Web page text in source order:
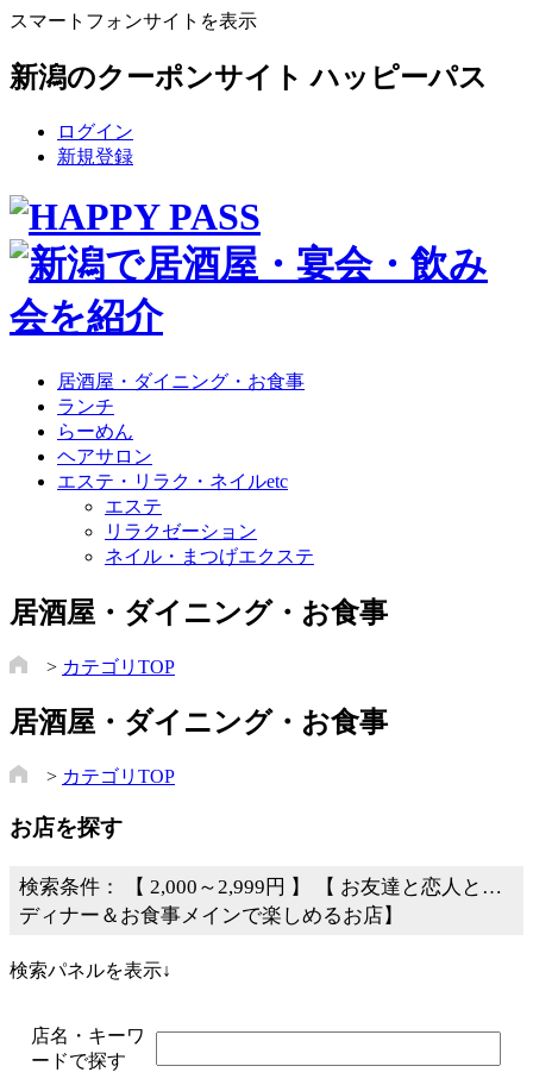
スマートフォンサイトを表示
新潟のクーポンサイト ハッピーパス
ログイン
新規登録
居酒屋・ダイニング・お食事
ランチ
らーめん
ヘアサロン
エステ・リラク・ネイルetc
エステ
リラクゼーション
ネイル・まつげエクステ
居酒屋・ダイニング・お食事
> カテゴリTOP
居酒屋・ダイニング・お食事
> カテゴリTOP
お店を探す
検索条件： 【 2,000～2,999円 】 【 お友達と恋人と…
ディナー＆お食事メインで楽しめるお店】
検索パネルを表示↓
店名・キーワ
ードで探す